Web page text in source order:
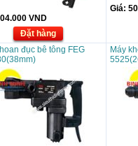
VND
Đặt hàng
Giá:
đục bê tông FEG
Máy